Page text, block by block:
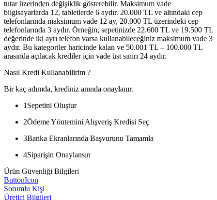
tutar üzerinden değişiklik gösterebilir. Maksimum vade
bilgisayarlarda 12, tabletlerde 6 aydır. 20.000 TL ve altındaki cep
telefonlarında maksimum vade 12 ay, 20.000 TL üzerindeki cep
telefonlarında 3 aydır. Örneğin, sepetinizde 22.600 TL ve 19.500 TL
değerinde iki ayrı telefon varsa kullanabileceğiniz maksimum vade 3
aydır. Bu kategoriler haricinde kalan ve 50.001 TL – 100.000 TL
arasında açılacak krediler için vade üst sınırı 24 aydır.
Nasıl Kredi Kullanabilirim ?
Bir kaç adımda, krediniz anında onaylanır.
1 Sepetini Oluştur
2Ödeme Yöntemini Alışveriş Kredisi Seç
3Banka Ekranlarında Başvurunu Tamamla
4Siparişin Onaylansın
Ürün Güvenliği Bilgileri
ButtonIcon
Sorumlu Kişi
Üretici Bilgileri